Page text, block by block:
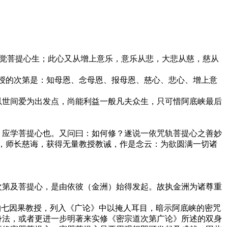
提心生；此心又从增上意乐，意乐从悲，大悲从慈，慈从
次第是：知母恩、念母恩、报母恩、慈心、悲心、增上意
爱为出发点，尚能利益一般凡夫众生，只可惜阿底峡最后
菩提心也。又问曰：如何修？遂说一依咒轨菩提心之善妙
长慈诲，获得无量教授教诫，作是念云：为欲圆满一切诸
菩提心，是由依彼（金洲）始得发起。故执金洲为诸尊重
果教授，列入《广论》中以掩人耳目，暗示阿底峡的密咒
，或者更进一步明著来实修《密宗道次第广论》所述的双身